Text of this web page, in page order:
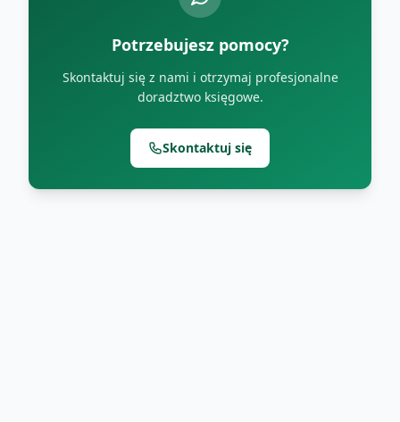
Potrzebujesz pomocy?
Skontaktuj się z nami i otrzymaj profesjonalne
doradztwo księgowe.
Skontaktuj się